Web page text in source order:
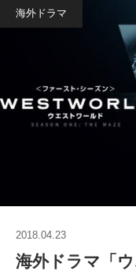
海外ドラマ
2018.04.23
海外ドラマ「